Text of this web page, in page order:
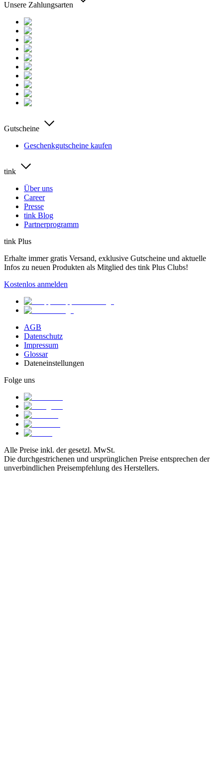
Unsere Zahlungsarten
Gutscheine
Geschenkgutscheine kaufen
tink
Über uns
Career
Presse
tink Blog
Partnerprogramm
tink Plus
Erhalte immer gratis Versand, exklusive Gutscheine und aktuelle
Infos zu neuen Produkten als Mitglied des tink Plus Clubs!
Kostenlos anmelden
AGB
Datenschutz
Impressum
Glossar
Dateneinstellungen
Folge uns
Alle Preise inkl. der gesetzl. MwSt.
Die durchgestrichenen und ursprünglichen Preise entsprechen der
unverbindlichen Preisempfehlung des Herstellers.